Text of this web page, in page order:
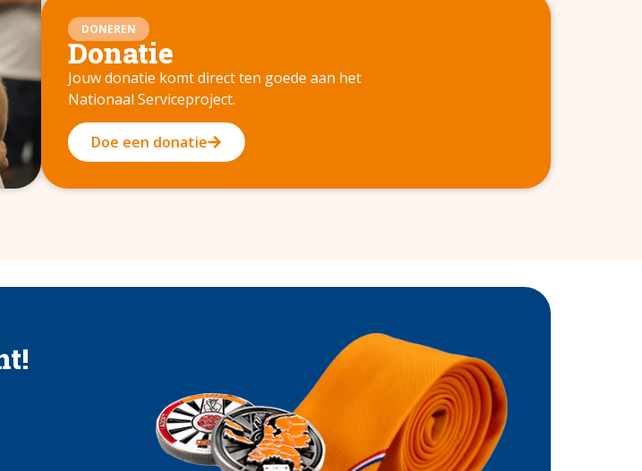
DONEREN
Donatie
Jouw donatie komt direct ten goede aan het
Nationaal Serviceproject.
Doe een donatie